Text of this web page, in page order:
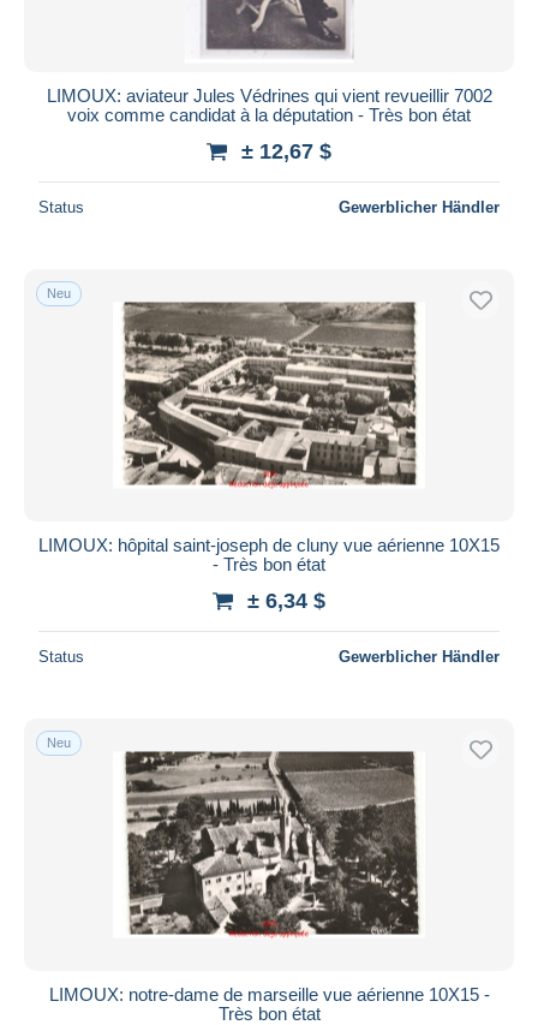
LIMOUX: aviateur Jules Védrines qui vient revueillir 7002
voix comme candidat à la députation - Très bon état
± 12,67 $
Status Gewerblicher Händler
Neu
LIMOUX: hôpital saint-joseph de cluny vue aérienne 10X15
- Très bon état
± 6,34 $
Status Gewerblicher Händler
Neu
LIMOUX: notre-dame de marseille vue aérienne 10X15 -
Très bon état